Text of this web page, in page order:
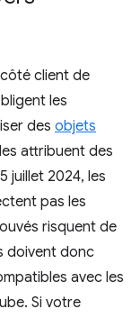
client de
les
des objets
attribuent des
juillet 2024, les
pas les
risquent de
doivent donc
avec les
Si votre